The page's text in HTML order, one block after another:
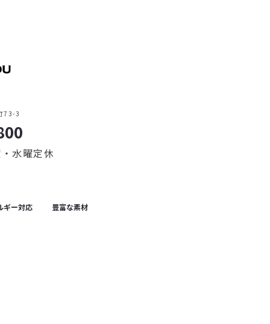
73-3
水曜定休
ギー対応 豊富な素材